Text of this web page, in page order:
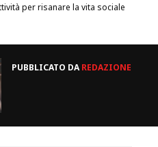
per risanare la vita sociale
PUBBLICATO DAREDAZIONE